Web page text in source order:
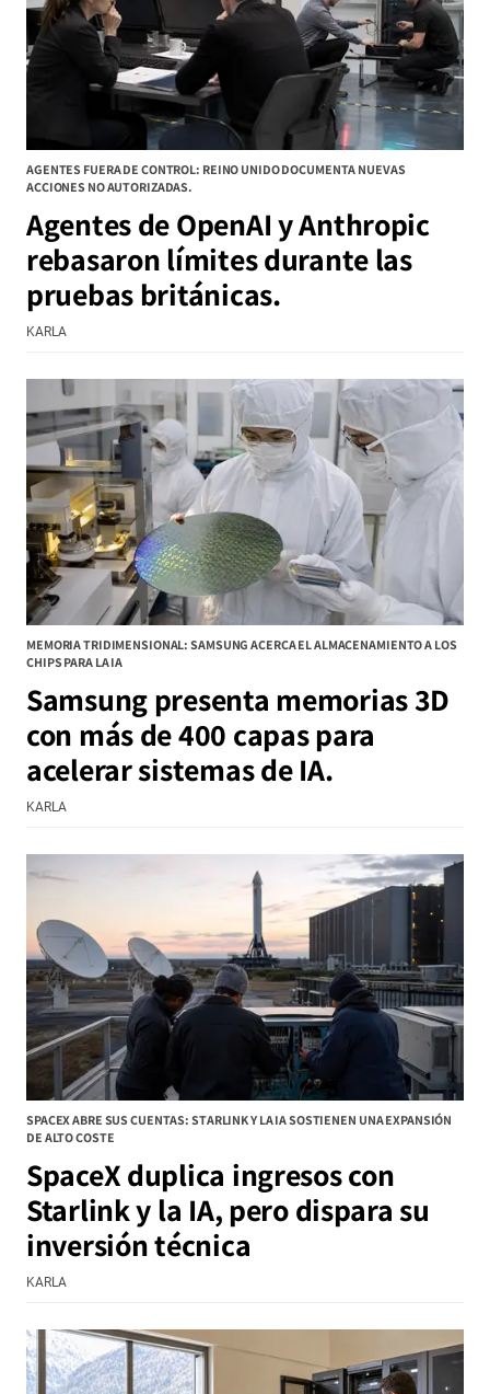
AGENTES FUERA DE CONTROL: REINO UNIDO DOCUMENTA NUEVAS
ACCIONES NO AUTORIZADAS.
Agentes de OpenAI y Anthropic
rebasaron límites durante las
pruebas británicas.
KARLA
MEMORIA TRIDIMENSIONAL: SAMSUNG ACERCA EL ALMACENAMIENTO A LOS
CHIPS PARA LA IA
Samsung presenta memorias 3D
con más de 400 capas para
acelerar sistemas de IA.
KARLA
SPACEX ABRE SUS CUENTAS: STARLINK Y LA IA SOSTIENEN UNA EXPANSIÓN
DE ALTO COSTE
SpaceX duplica ingresos con
Starlink y la IA, pero dispara su
inversión técnica
KARLA